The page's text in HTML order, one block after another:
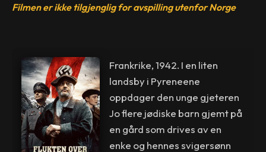
Filmen er ikke tilgjenglig for avspilling utenfor Norge
Frankrike, 1942. I en liten
landsby i Pyreneene
oppdager den unge gjeteren
Jo flere jødiske barn gjemt på
en gård som drives av en
enke og hennes svigersønn